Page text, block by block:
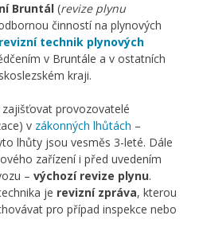
Bruntál (revize plynu
činností na plynových
revizní technik plynových
v Bruntále a v ostatních
kraji.
provozovatelé
v zákonných lhůtách –
lhůty jsou vesměs 3-leté. Dále
zařízení i před uvedením
– výchozí revize plynu.
je revizní zpráva, kterou
pro případ inspekce nebo